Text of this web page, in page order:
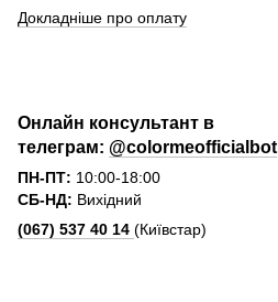
Докладніше про оплату
Онлайн консультант в
телеграм: @colormeofficialbot
ПН-ПТ: 10:00-18:00
СБ-НД: Вихідний
(067) 537 40 14 (Київстар)